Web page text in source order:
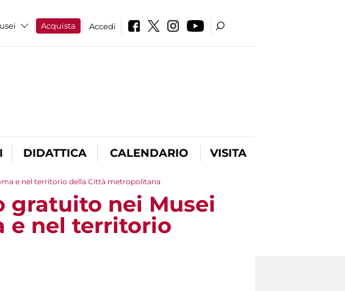
Acquista Accedi
DIDATTICA CALENDARIO VISITA
e nel territorio della Città metropolitana
gratuito nei Musei
e nel territorio